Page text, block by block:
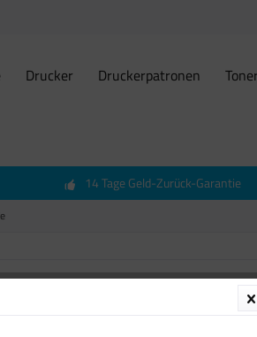
Drucker Druckerpatronen Toner
14 Tage Geld-Zurück-Garantie